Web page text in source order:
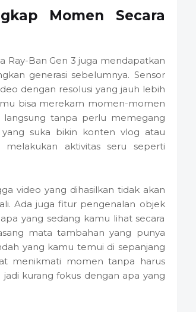
Momen Secara
Ray-Ban Gen 3 juga mendapatkan
generasi sebelumnya. Sensor
dengan resolusi yang jauh lebih
bisa merekam momen-momen
tanpa perlu memegang
suka bikin konten vlog atau
aktivitas seru seperti
video yang dihasilkan tidak akan
Ada juga fitur pengenalan objek
yang sedang kamu lihat secara
mata tambahan yang punya
yang kamu temui di sepanjang
menikmati momen tanpa harus
kurang fokus dengan apa yang